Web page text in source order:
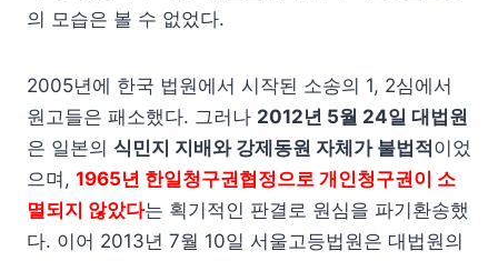
의 모습은 볼 수 없었다.
2005년에 한국 법원에서 시작된 소송의 1, 2심에서
원고들은 패소했다. 그러나 2012년 5월 24일 대법원
은 일본의 식민지 지배와 강제동원 자체가 불법적이었
으며, 1965년 한일청구권협정으로 개인청구권이 소
멸되지 않았다는 획기적인 판결로 원심을 파기환송했
다. 이어 2013년 7월 10일 서울고등법원은 대법원의